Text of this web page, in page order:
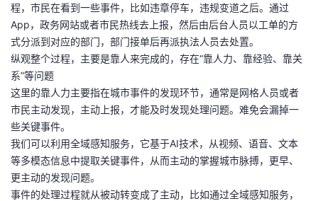
者
学
堂
我
的
课
我
的
我
支
持
我
的
技
术
我
的
云
程，市民在看到一些事件，比如违章停车，违规变道之后。通过
App，政务网站或者市民热线去上报，然后由后台人员以工单的方
式分派到对应的部门，部门接单后再派执法人员去处置。
纵观整个过程，主要是靠人来完成的，存在“靠人力、靠经验、靠关
系”等问题
这里的靠人力主要指在城市事件的发现环节，通常是网格人员或者
市民主动发现，主动上报，才能及时发现处理问题。难免会漏掉一
些关键事件。
我们可以利用全域感知服务，它基于AI技术，从视频、语音、文本
等多模态信息中提取关键事件，从而主动的掌握城市脉搏，更早、
更主动的发现问题。
事件的处理过程就从被动转变成了主动，比如通过全域感知服务，